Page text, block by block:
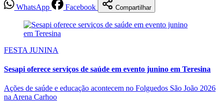
WhatsApp Facebook Compartilhar
FESTA JUNINA
Sesapi oferece serviços de saúde em evento junino em Teresina
Ações de saúde e educação acontecem no Folguedos São João 2026
na Arena Carhoo